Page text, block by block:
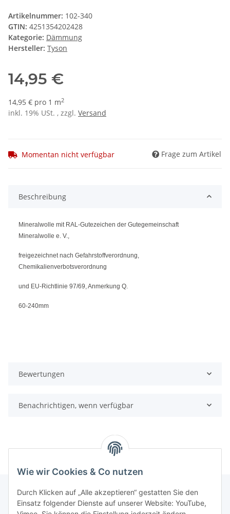
Wie wir Cookies & Co nutzen
Durch Klicken auf „Alle akzeptieren“ gestatten Sie den
Einsatz folgender Dienste auf unserer Website: YouTube,
Artikelnummer: 102-340
GTIN: 4251354202428
Kategorie: Dämmung
Hersteller: Tyson
14,95 €
14,95 € pro 1 m2
inkl. 19% USt. , zzgl. Versand
Momentan nicht verfügbar Frage zum Artikel
Beschreibung
Mineralwolle mit RAL-Gutezeichen der Gutegemeinschaft
Mineralwolle e. V.,
freigezeichnet nach Gefahrstoffverordnung,
Chemikalienverbotsverordnung
und EU-Richtlinie 97/69, Anmerkung Q.
60-240mm
Bewertungen
Benachrichtigen, wenn verfügbar